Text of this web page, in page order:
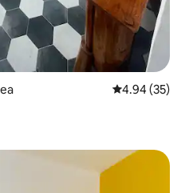
Calificación
4.94 (35)